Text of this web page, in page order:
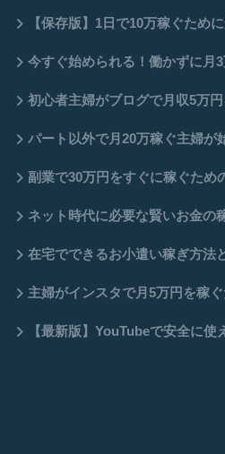
【保存版】1日で10万稼ぐため
今すぐ始められる！働かずに月
初心者主婦がブログで月収5万
パート以外で月20万稼ぐ主婦が
副業で30万円をすぐに稼ぐため
ネット時代に必要な賢いお金の
在宅でできるお小遣い稼ぎ方法
主婦がインスタで月5万円を稼
【最新版】YouTubeで安全に